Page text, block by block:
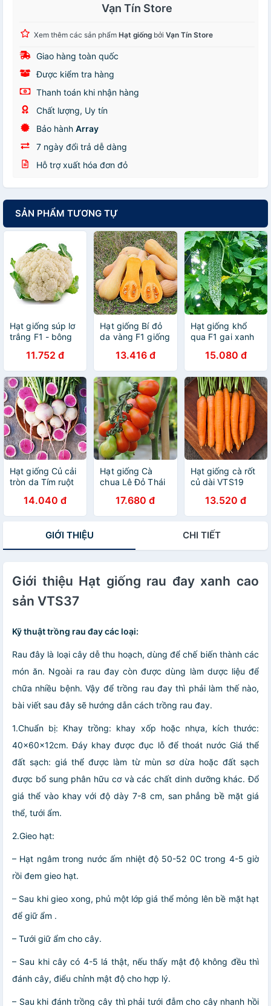
Vạn Tín Store
Xem thêm các sản phẩm Hạt giống bởi Vạn Tín Store
Giao hàng toàn quốc
Được kiểm tra hàng
Thanh toán khi nhận hàng
Chất lượng, Uy tín
Bảo hành Array
7 ngày đổi trả dễ dàng
Hỗ trợ xuất hóa đơn đỏ
SẢN PHẨM TƯƠNG TỰ
Hạt giống súp lơ
trắng F1 - bông
Bản bông to đều
VTS127
11.752 đ
Hạt giống Bí đỏ
da vàng F1 giống
ngọt VTS169
13.416 đ
Hạt giống khổ
qua F1 gai xanh
VTS150
15.080 đ
Hạt giống Củ cải
tròn da Tím ruột
14.040 đ
Hạt giống Cà
chua Lê Đỏ Thái
17.680 đ
Hạt giống cà rốt
củ dài VTS19
13.520 đ
GIỚI THIỆU CHI TIẾT
Giới thiệu Hạt giống rau đay xanh cao
sản VTS37
Kỹ thuật trồng rau đay các loại:
Rau đây là loại cây dễ thu hoạch, dùng để chế biến thành các
món ăn. Ngoài ra rau đay còn được dùng làm dược liệu để
chữa nhiều bệnh. Vậy để trồng rau đay thì phải làm thế nào,
bài viết sau đây sẽ hướng dẫn cách trồng rau đay.
1.Chuẩn bị: Khay trồng: khay xốp hoặc nhựa, kích thước:
40x60x12cm. Đáy khay được đục lỗ để thoát nước Giá thể
đất sạch: giá thể được làm từ mùn sơ dừa hoặc đất sạch
được bổ sung phân hữu cơ và các chất dinh dưỡng khác. Đổ
giá thể vào khay với độ dày 7-8 cm, san phẳng bề mặt giá
thể, tưới ẩm.
2.Gieo hạt:
– Hạt ngâm trong nước ấm nhiệt độ 50-52 0C trong 4-5 giờ
rồi đem gieo hạt.
– Sau khi gieo xong, phủ một lớp giá thể mỏng lên bề mặt hạt
để giữ ẩm .
– Tưới giữ ẩm cho cây.
– Sau khi cây có 4-5 lá thật, nếu thấy mật độ không đều thì
đánh cây, điểu chỉnh mật độ cho hợp lý.
– Sau khi đánh trồng cây thì phải tưới đẫm cho cây nhanh hồi